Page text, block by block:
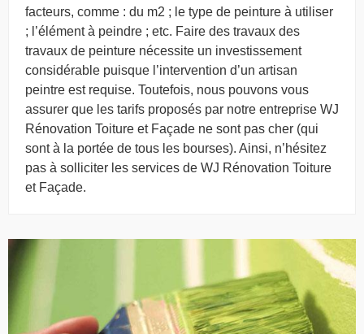
facteurs, comme : du m2 ; le type de peinture à utiliser
; l’élément à peindre ; etc. Faire des travaux des
travaux de peinture nécessite un investissement
considérable puisque l’intervention d’un artisan
peintre est requise. Toutefois, nous pouvons vous
assurer que les tarifs proposés par notre entreprise WJ
Rénovation Toiture et Façade ne sont pas cher (qui
sont à la portée de tous les bourses). Ainsi, n’hésitez
pas à solliciter les services de WJ Rénovation Toiture
et Façade.